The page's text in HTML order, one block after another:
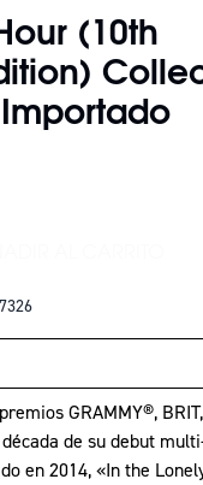
(10th
GRAMMY®,
de su debut
en 2014, «In the